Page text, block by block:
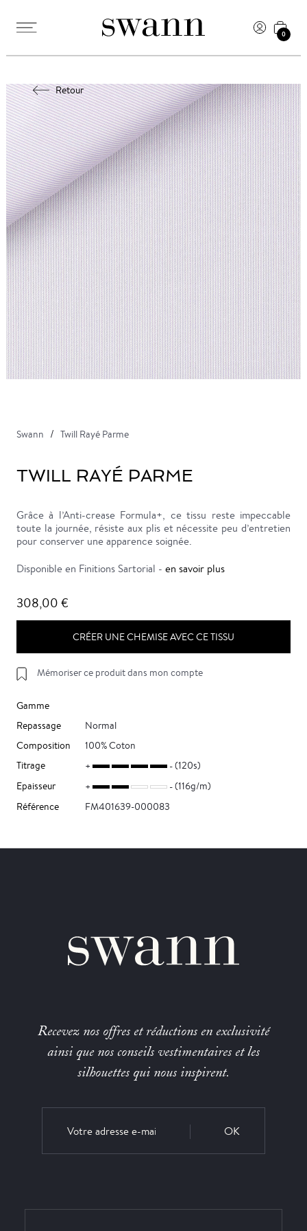
0
Retour
Swann Twill Rayé Parme
TWILL RAYÉ PARME
Grâce à l’Anti-crease Formula+, ce tissu reste impeccable
toute la journée, résiste aux plis et nécessite peu d’entretien
pour conserver une apparence soignée.
Disponible en Finitions Sartorial - en savoir plus
308,00 €
CRÉER UNE CHEMISE AVEC CE TISSU
Mémoriser ce produit dans mon compte
Gamme
Repassage
Normal
Composition
100% Coton
Titrage
(120s)
Epaisseur
(116g/m)
Référence
FM401639-000083
Recevez nos offres et réductions en exclusivité
ainsi que nos conseils vestimentaires et les
silhouettes qui nous inspirent.
OK